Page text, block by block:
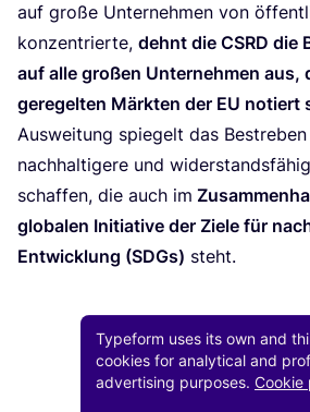
auf gro­ße Unter­neh­men von
kon­zen­trier­te, dehnt die CSRD die
auf alle gro­ßen Unter­neh­men aus,
gere­gel­ten Märk­ten der EU notiert
Aus­wei­tung spie­gelt das
nach­hal­ti­ge­re und
schaf­fen, die auch im
glo­ba­len Initia­ti­ve der Zie­le für
Ent­wick­lung (SDGs) steht.